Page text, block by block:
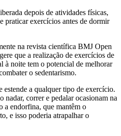
depois de atividades físicas,
praticar exercícios antes de dormir
na revista científica BMJ Open
que a realização de exercícios de
à noite tem o potencial de melhorar
o sedentarismo.
estende a qualquer tipo de exercício.
nadar, correr e pedalar ocasionam na
a endorfina, que mantêm o
e isso poderia atrapalhar o